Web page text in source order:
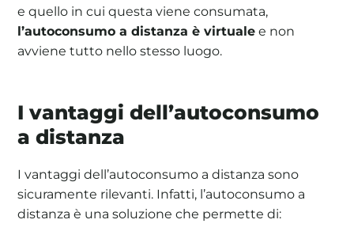
e quello in cui questa viene consumata,
l’autoconsumo a distanza è virtuale e non
avviene tutto nello stesso luogo.
I vantaggi dell’autoconsumo
a distanza
I vantaggi dell’autoconsumo a distanza sono
sicuramente rilevanti. Infatti, l’autoconsumo a
distanza è una soluzione che permette di: